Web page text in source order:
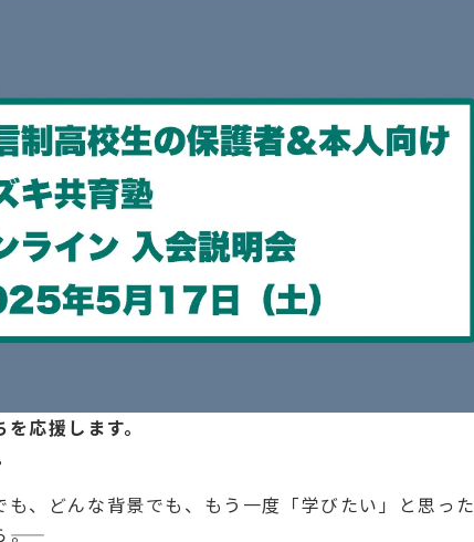
応援します。
、どんな背景でも、もう一度「学びたい」と思った
。